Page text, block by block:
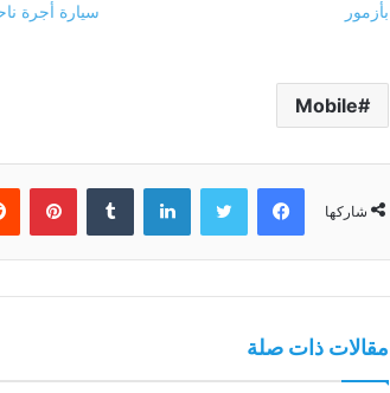
بأزمور
سيارة أجرة
Mobile
شاركها
فيسبوك تويتر لينكدإن
مقالات ذات صلة